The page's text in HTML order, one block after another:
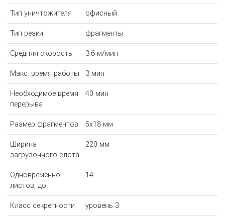
Тип уничтожителя офисный
Тип резки фрагменты
Средняя скорость 3.6 м/мин
Макс. время работы 3 мин
Необходимое время
перерыва
40 мин
Размер фрагментов 5x18 мм
Ширина
загрузочного слота
220 мм
Одновременно
листов, до
14
Класс секретности уровень 3